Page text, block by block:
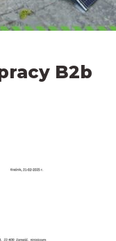
B2b